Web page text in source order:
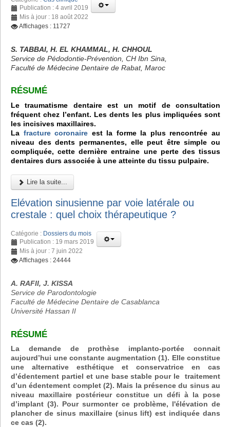
Publication : 4 avril 2019
Mis à jour : 18 août 2022
Affichages : 11727
S. TABBAI, H. EL KHAMMAL, H. CHHOUL
Service de Pédodontie-Prévention, CH Ibn Sina,
Faculté de Médecine Dentaire de Rabat, Maroc
RÉSUMÉ
Le traumatisme dentaire est un motif de consultation
fréquent chez l’enfant. Les dents les plus impliquées sont
les incisives maxillaires.
La fracture coronaire est la forme la plus rencontrée au
niveau des dents permanentes, elle peut être simple ou
compliquée, cette dernière entraine une perte des tissus
dentaires durs associée à une atteinte du tissu pulpaire.
Lire la suite...
Elévation sinusienne par voie latérale ou
crestale : quel choix thérapeutique ?
Catégorie : Dossiers du mois
Publication : 19 mars 2019
Mis à jour : 7 juin 2022
Affichages : 24444
A. RAFII, J. KISSA
Service de Parodontologie
Faculté de Médecine Dentaire de Casablanca
Université Hassan II
RÉSUMÉ
La demande de prothèse implanto-portée connait
aujourd’hui une constante augmentation (1). Elle constitue
une alternative esthétique et conservatrice en cas
d’édentement partiel et une base stable pour le traitement
d’un édentement complet (2). Mais la présence du sinus au
niveau maxillaire postérieur constitue un défi à la pose
d’implant (3). Pour surmonter ce problème, l'élévation de
plancher de sinus maxillaire (sinus lift) est indiquée dans
ce cas (2).